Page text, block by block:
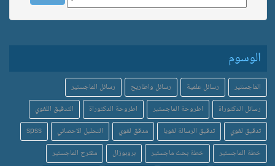
الوسوم
الماجستير رسائل علمية رسائل واطاريح
رسائل الماجستير
رسائل الدكتوراة
اطروحة الماجستير اطروحة الدكتوراة
التدقيق اللغوي
تدقيق لغوي
تدقيق الرسالة لغويا مدقق لغوي التحليل الاحصائي
spss
خطة الماجستير
خطة بحث ماجستير بروبوزال
مقترح الماجستير